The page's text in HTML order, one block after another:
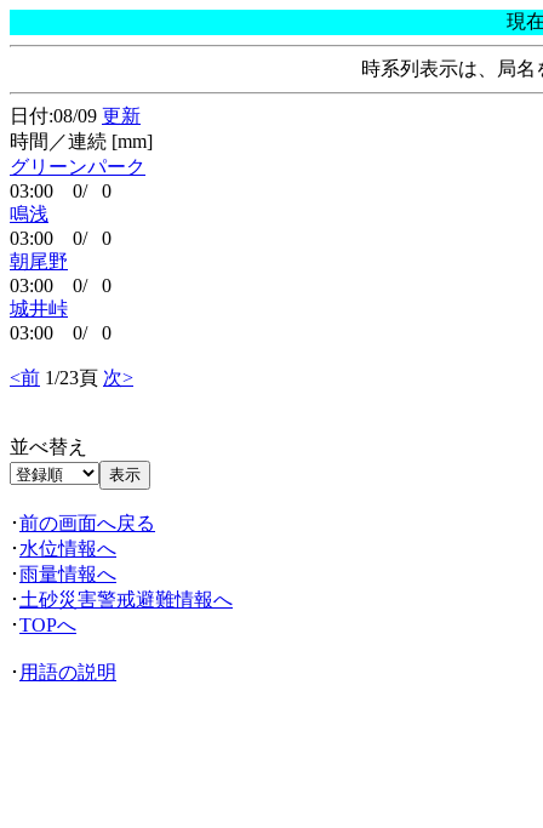
現
時系列表示は、局
日付:08/09 更新
時間／連続 [mm]
グリーンパーク
03:00 0/ 0
鳴浅
03:00 0/ 0
朝尾野
03:00 0/ 0
城井峠
03:00 0/ 0
<前 1/23頁 次>
並べ替え
･前の画面へ戻る
･ 水位情報へ
･雨量情報へ
･ 土砂災害警戒避難情報へ
･TOPへ
･ 用語の説明